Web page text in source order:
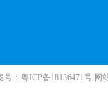
： 粤ICP备18136471号 网